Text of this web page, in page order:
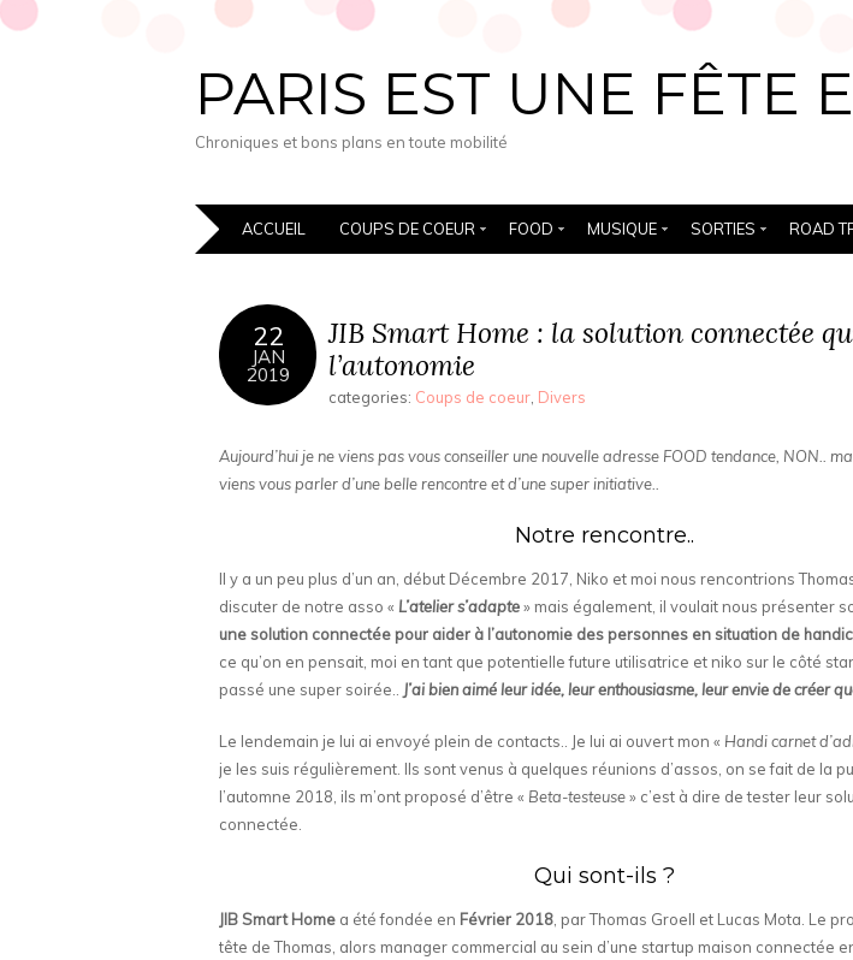
PARIS EST UNE FÊTE
Chroniques et bons plans en toute mobilité
ACCUEIL COUPS DE COEUR FOOD MUSIQUE SORTIES ROAD
22
JAN
2019
JIB Smart Home : la solution connectée
l’autonomie
categories: Coups de coeur Divers
Aujourd’hui je ne viens pas vous conseiller une nouvelle adresse FOOD tendance, NON..
viens vous parler d’une belle rencontre et d’une super initiative..
Notre rencontre..
Il y a un peu plus d’un an, début Décembre 2017, Niko et moi nous rencontrions
discuter de notre asso « L’atelier s’adapte» mais également, il voulait nous présenter
une solution connectée pour aider à l’autonomie des personnes en situation de
ce qu’on en pensait, moi en tant que potentielle future utilisatrice et niko sur le côté
passé une super soirée.. J’ai bien aimé leur idée, leur enthousiasme, leur envie de créer
Le lendemain je lui ai envoyé plein de contacts.. Je lui ai ouvert mon « Handi carnet
je les suis régulièrement. Ils sont venus à quelques réunions d’assos, on se fait de la
l’automne 2018, ils m’ont proposé d’être « Beta-testeuse» c’est à dire de tester leur
connectée.
Qui sont-ils ?
JIB Smart Home a été fondée en Février 2018 , par Thomas Groell et Lucas Mota. Le
tête de Thomas, alors manager commercial au sein d’une startup maison connectée